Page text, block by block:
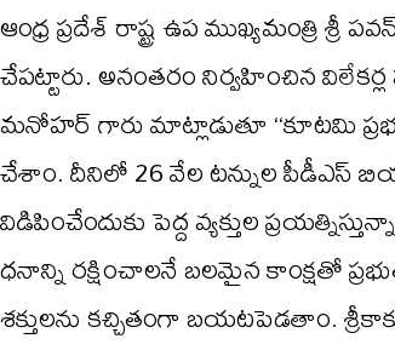
ఆంధ్ర ప్రదేశ్ రాష్ట్ర ఉప ముఖ్యమంత్రి
చేపట్టారు. అనంతరం నిర్వహించిన
మనోహర్ గారు మాట్లాడుతూ ‘‘కూటమి
చేశాం. దీనిలో 26 వేల టన్నుల పీడీఎస్
విడిపించేందుకు పెద్ద వ్యక్తుల
ధనాన్ని రక్షించాలనే బలమైన కాంక్షతో
శక్తులను కచ్చితంగా బయటపెడతాం.